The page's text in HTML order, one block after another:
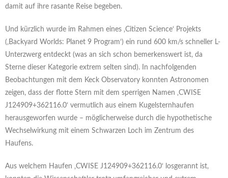
damit auf ihre rasante Reise begeben.
Und kürzlich wurde im Rahmen eines ‚Citizen Science‘ Projekts
(‚Backyard Worlds: Planet 9 Program‘) ein rund 600 km/s schneller L-
Unterzwerg entdeckt (was an sich schon bemerkenswert ist, da
Sterne dieser Kategorie extrem selten sind). In nachfolgenden
Beobachtungen mit dem Keck Observatory konnten Astronomen
zeigen, dass der flotte Stern mit dem sperrigen Namen ‚CWISE
J124909+362116.0‘ vermutlich aus einem Kugelsternhaufen
herausgeworfen wurde – möglicherweise durch die hypothetische
Wechselwirkung mit einem Schwarzen Loch im Zentrum des
Haufens.
Aus welchem Haufen ‚CWISE J124909+362116.0‘ losgerannt ist,